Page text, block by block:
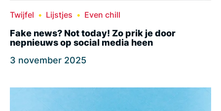
Twijfel Lijstjes Even chill
Fake news? Not today! Zo prik je door
nepnieuws op social media heen
3 november 2025